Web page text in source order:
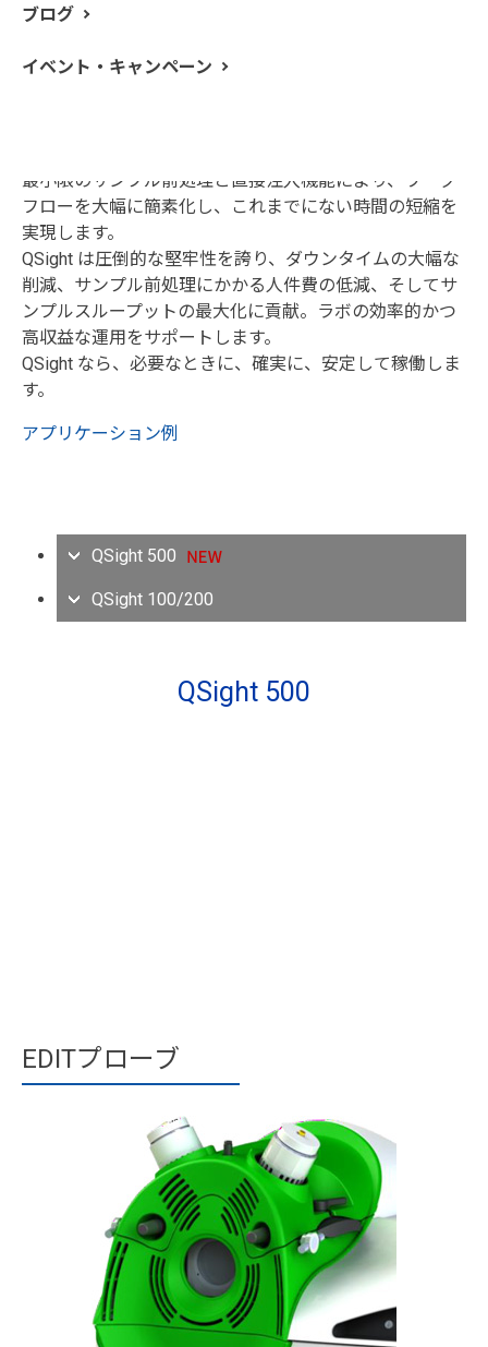
ブログ
イベント・キャンペーン
最小限のサンプル前処理と直接注入機能により、ワーク
フローを大幅に簡素化し、これまでにない時間の短縮を
実現します。
QSight は圧倒的な堅牢性を誇り、ダウンタイムの大幅な
削減、サンプル前処理にかかる人件費の低減、そしてサ
ンプルスループットの最大化に貢献。ラボの効率的かつ
高収益な運用をサポートします。
QSight なら、必要なときに、確実に、安定して稼働しま
す。
アプリケーション例
QSight 500
QSight 100/200
QSight 500
EDITプローブ